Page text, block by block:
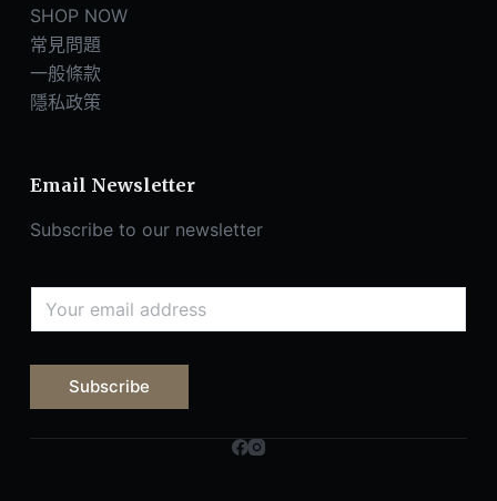
SHOP NOW
常見問題
一般條款
隱私政策
Email Newsletter
Subscribe to our newsletter
Subscribe